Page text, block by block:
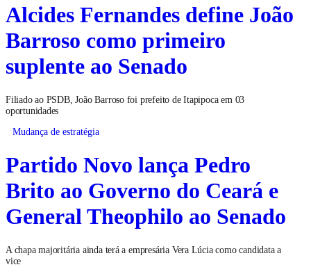
Alcides Fernandes define João
Barroso como primeiro
suplente ao Senado
Filiado ao PSDB, João Barroso foi prefeito de Itapipoca em 03
oportunidades
Mudança de estratégia
Partido Novo lança Pedro
Brito ao Governo do Ceará e
General Theophilo ao Senado
A chapa majoritária ainda terá a empresária Vera Lúcia como candidata a
vice